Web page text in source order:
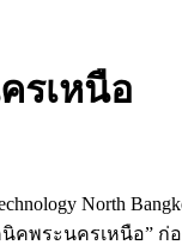
รเหนือ
North
พระนครเหนือ”